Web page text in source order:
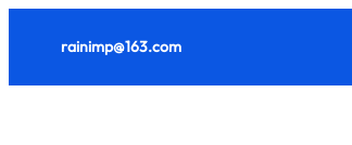
内
rainimp@163.com